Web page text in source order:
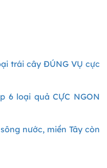
trái cây ĐÚNG VỤ cực
6 loại quả CỰC NGON
nước, miền Tây còn